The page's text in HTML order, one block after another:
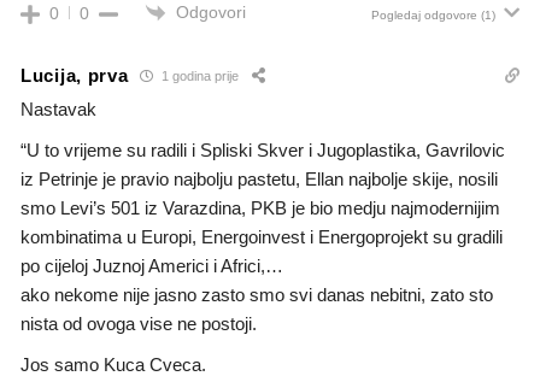
0 0 Odgovori Pogledaj odgovore (1)
Lucija, prva 1 godina prije
Nastavak
“U to vrijeme su radili i Spliski Skver i Jugoplastika, Gavrilovic
iz Petrinje je pravio najbolju pastetu, Ellan najbolje skije, nosili
smo Levi’s 501 iz Varazdina, PKB je bio medju najmodernijim
kombinatima u Europi, Energoinvest i Energoprojekt su gradili
po cijeloj Juznoj Americi i Africi,…
ako nekome nije jasno zasto smo svi danas nebitni, zato sto
nista od ovoga vise ne postoji.
Jos samo Kuca Cveca.